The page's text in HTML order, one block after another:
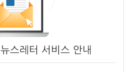
뉴스레터 서비스 안내